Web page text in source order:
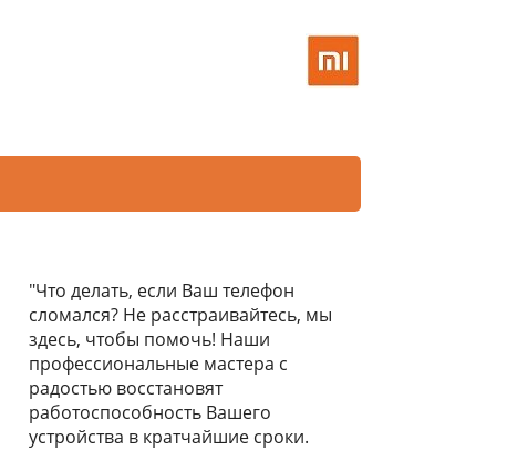
"Что делать, если Ваш телефон
сломался? Не расстраивайтесь, мы
здесь, чтобы помочь! Наши
профессиональные мастера с
радостью восстановят
работоспособность Вашего
устройства в кратчайшие сроки.